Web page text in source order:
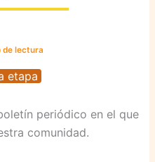
de lectura
etapa
periódico en el que
comunidad.